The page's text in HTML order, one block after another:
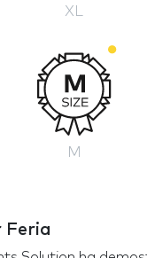
XL
M
Feria